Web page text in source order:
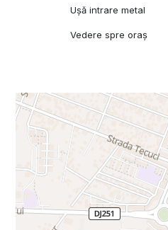
Ușă intrare metal
Vedere spre oraș